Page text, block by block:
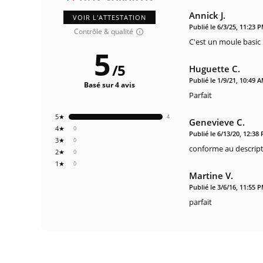
VOIR L'ATTESTATION
Contrôle & qualité
0
1★
0
2★
0
3★
0
4★
4
5★
5/5
Basé sur 4 avis
Annick J.
Publié le 6/3/25, 11:23
C'est un moule basic
Huguette C.
Publié le 1/9/21, 10:49
Parfait
Genevieve C.
Publié le 6/13/20, 12:38
conforme au
Martine V.
Publié le 3/6/16, 11:55
parfait